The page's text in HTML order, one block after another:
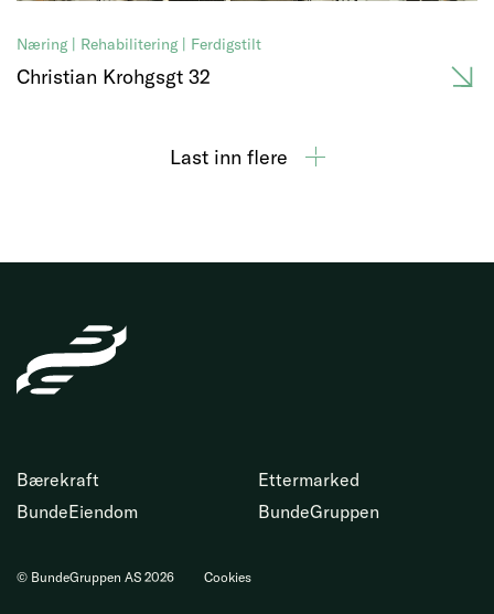
Næring | Rehabilitering | Ferdigstilt
Christian Krohgsgt 32
Last inn flere
BundeGruppen
AS
Bærekraft
Ettermarked
BundeEiendom
BundeGruppen
© BundeGruppen AS 2026 Cookies